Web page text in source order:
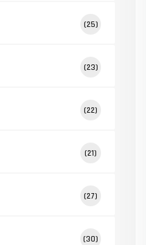
(25)
(23)
(22)
(21)
(27)
(30)